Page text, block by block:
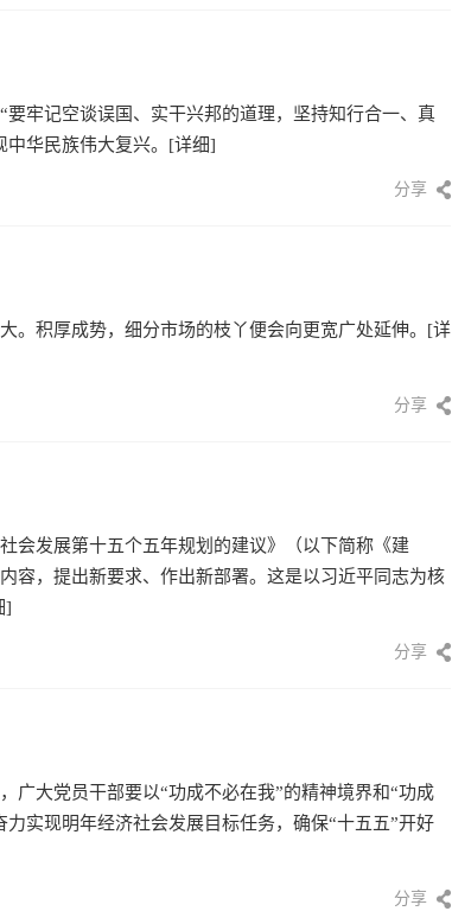
牢记空谈误国、实干兴邦的道理，坚持知行合一、真
华民族伟大复兴。 [详细]
分享
。积厚成势，细分市场的枝丫便会向更宽广处延伸。 [详
分享
会发展第十五个五年规划的建议》（以下简称《建
容，提出新要求、作出新部署。这是以习近平同志为核
]
分享
广大党员干部要以“功成不必在我”的精神境界和“功成
实现明年经济社会发展目标任务，确保“十五五”开好
分享